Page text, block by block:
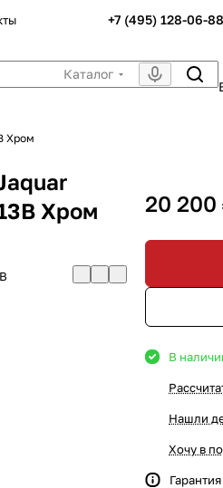
+7 (495) 128-06-88
Каталог
Хром
Хром
20
В
Нашли
Хочу в